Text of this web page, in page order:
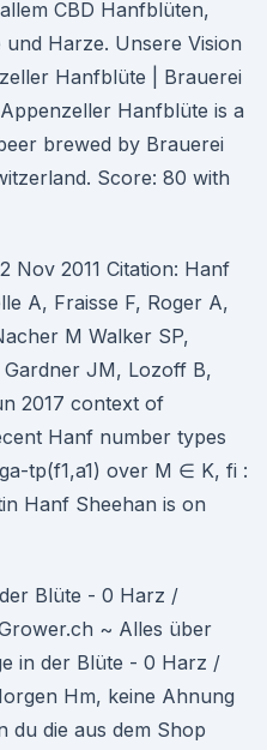
CBD Hanfblüten,
Harze. Unsere Vision
Hanfblüte | Brauerei
Hanfblüte is a
brewed by Brauerei
Score: 80 with
Nov 2011 Citation: Hanf
A, Fraisse F, Roger A,
M Walker SP,
Gardner JM, Lozoff B,
2017 context of
Hanf number types
tp(f1,a1) over M ∈ K, fi :
Hanf Sheehan is on
Blüte - 0 Harz /
~ Alles über
in der Blüte - 0 Harz /
Hm, keine Ahnung
du die aus dem Shop